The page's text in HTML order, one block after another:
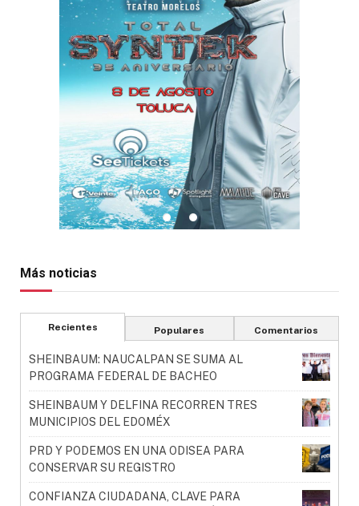
Más noticias
Recientes Populares Comentarios
SHEINBAUM: NAUCALPAN SE SUMA AL
PROGRAMA FEDERAL DE BACHEO
SHEINBAUM Y DELFINA RECORREN TRES
MUNICIPIOS DEL EDOMÉX
PRD Y PODEMOS EN UNA ODISEA PARA
CONSERVAR SU REGISTRO
CONFIANZA CIUDADANA, CLAVE PARA